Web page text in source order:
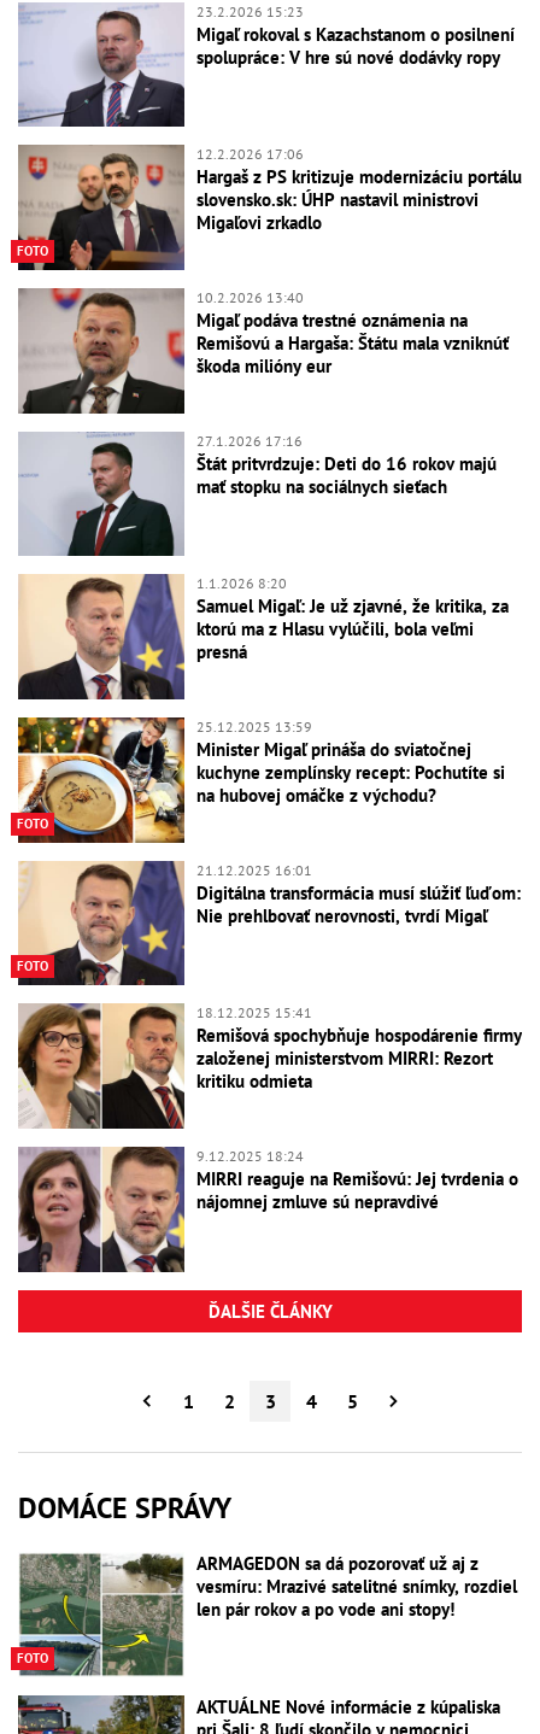
23.2.2026 15:23
Migaľ rokoval s Kazachstanom o posilnení
spolupráce: V hre sú nové dodávky ropy
FOTO
12.2.2026 17:06
Hargaš z PS kritizuje modernizáciu portálu
slovensko.sk: ÚHP nastavil ministrovi
Migaľovi zrkadlo
10.2.2026 13:40
Migaľ podáva trestné oznámenia na
Remišovú a Hargaša: Štátu mala vzniknúť
škoda milióny eur
27.1.2026 17:16
Štát pritvrdzuje: Deti do 16 rokov majú
mať stopku na sociálnych sieťach
1.1.2026 8:20
Samuel Migaľ: Je už zjavné, že kritika, za
ktorú ma z Hlasu vylúčili, bola veľmi
presná
FOTO
25.12.2025 13:59
Minister Migaľ prináša do sviatočnej
kuchyne zemplínsky recept: Pochutíte si
na hubovej omáčke z východu?
FOTO
21.12.2025 16:01
Digitálna transformácia musí slúžiť ľuďom:
Nie prehlbovať nerovnosti, tvrdí Migaľ
18.12.2025 15:41
Remišová spochybňuje hospodárenie firmy
založenej ministerstvom MIRRI: Rezort
kritiku odmieta
9.12.2025 18:24
MIRRI reaguje na Remišovú: Jej tvrdenia o
nájomnej zmluve sú nepravdivé
ĎALŠIE ČLÁNKY
1 2 3 4 5
DOMÁCE SPRÁVY
FOTO
ARMAGEDON sa dá pozorovať už aj z
vesmíru: Mrazivé satelitné snímky, rozdiel
len pár rokov a po vode ani stopy!
AKTUÁLNE Nové informácie z kúpaliska